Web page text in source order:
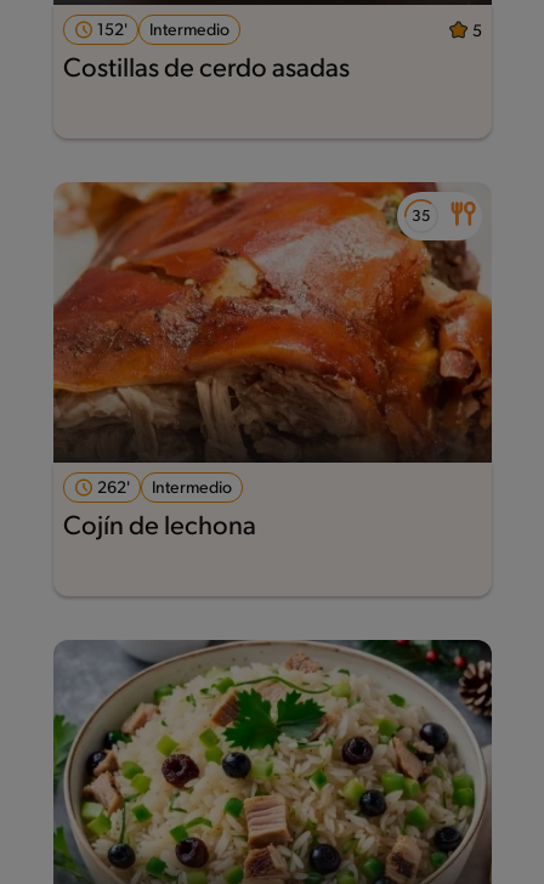
152' Intermedio 5
Costillas de cerdo asadas
262' Intermedio
Cojín de lechona